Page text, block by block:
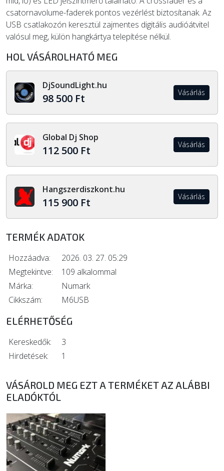
csatornavolume-faderek pontos vezérlést biztosítanak. Az
USB csatlakozón keresztül zajmentes digitális audióátvitel
valósul meg, külön hangkártya telepítése nélkül.
HOL VÁSÁROLHATÓ MEG
DjSoundLight.hu
98 500 Ft Vásárlás
Global Dj Shop
112 500 Ft Vásárlás
Hangszerdiszkont.hu
115 900 Ft Vásárlás
TERMÉK ADATOK
Hozzáadva:
2026. 03. 27. 05:29
Megtekintve:
109 alkalommal
Márka:
Numark
Cikkszám:
M6USB
ELÉRHETŐSÉG
Kereskedők:
3
Hirdetések:
1
VÁSÁROLD MEG EZT A TERMÉKET AZ ALÁBBI
ELADÓKTÓL